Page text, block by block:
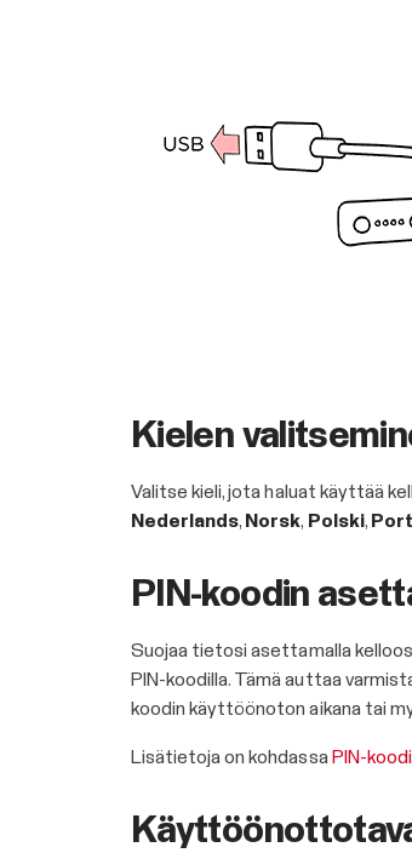
Kielen
Valitse kieli, jota haluat käyttää
Nederlands, Norsk, Polski,
PIN-koodin
Suojaa tietosi asettamalla
PIN-koodilla. Tämä auttaa
koodin käyttöönoton aikana tai
Lisätietoja on kohdassa PIN-